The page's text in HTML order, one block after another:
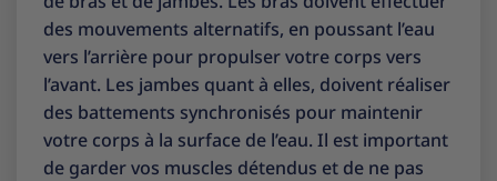
des mouvements alternatifs, en poussant l’eau
vers l’arrière pour propulser votre corps vers
l’avant. Les jambes quant à elles, doivent réaliser
des battements synchronisés pour maintenir
votre corps à la surface de l’eau. Il est important
de garder vos muscles détendus et de ne pas